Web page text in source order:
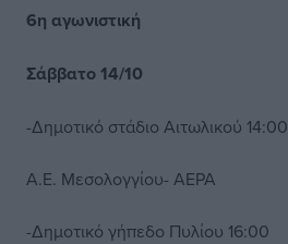
6η αγωνιστική
Σάββατο 14/10
-Δημοτικό στάδιο Αιτωλικού 14:00
Α.Ε. Μεσολογγίου- ΑΕΡΑ
-Δημοτικό γήπεδο Πυλίου 16:00